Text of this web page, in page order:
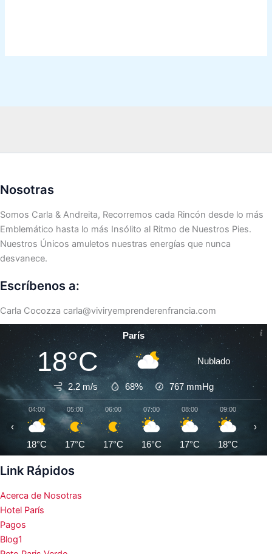
Nosotras
Somos Carla & Andreita, Recorremos cada Rincón desde lo más
Emblemático hasta lo más Insólito al Ritmo de Nuestros Pies.
Nuestros Únicos amuletos nuestras energías que nunca
desvanece.
Escríbenos a:
Carla Cocozza carla@viviryemprenderenfrancia.com
París
18°C Nublado
2.2 m/s 68% 767 mmHg
04:00
18°C
05:00
17°C
06:00
17°C
07:00
16°C
08:00
17°C
09:00
18°C
‹ ›
Link Rápidos
Acerca de Nosotras
Hotel París
Pagos
Blog1